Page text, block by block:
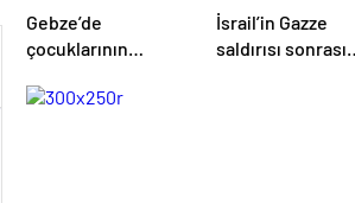
Gebze’de
çocuklarının
tokat atan sürücü
İsrail’in Gazze
saldırısı sonrası